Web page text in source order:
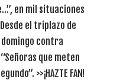
en mil situaciones
el triplazo de
contra
que meten
>>¡HAZTE FAN!